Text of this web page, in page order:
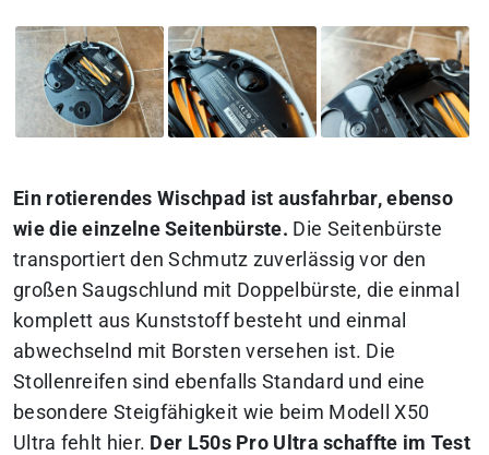
Ein rotierendes Wischpad ist ausfahrbar, ebenso
wie die einzelne Seitenbürste. Die Seitenbürste
transportiert den Schmutz zuverlässig vor den
großen Saugschlund mit Doppelbürste, die einmal
komplett aus Kunststoff besteht und einmal
abwechselnd mit Borsten versehen ist. Die
Stollenreifen sind ebenfalls Standard und eine
besondere Steigfähigkeit wie beim Modell X50
Ultra fehlt hier. Der L50s Pro Ultra schaffte im Test